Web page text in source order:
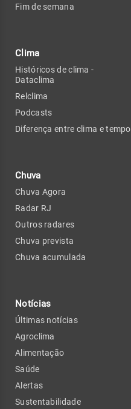
Fim de semana
Clima
Históricos de clima -
Dataclima
Relclima
Podcasts
Diferença entre clima e tempo
Chuva
Chuva Agora
Radar RJ
Outros radares
Chuva prevista
Chuva acumulada
Notícias
Últimas notícias
Agroclima
Alimentação
Saúde
Alertas
Sustentabilidade